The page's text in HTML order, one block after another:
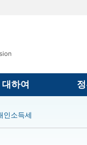
하여
인소득세